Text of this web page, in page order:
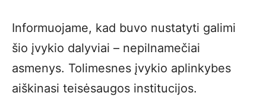
Informuojame, kad buvo nustatyti galimi
šio įvykio dalyviai – nepilnamečiai
asmenys. Tolimesnes įvykio aplinkybes
aiškinasi teisėsaugos institucijos.